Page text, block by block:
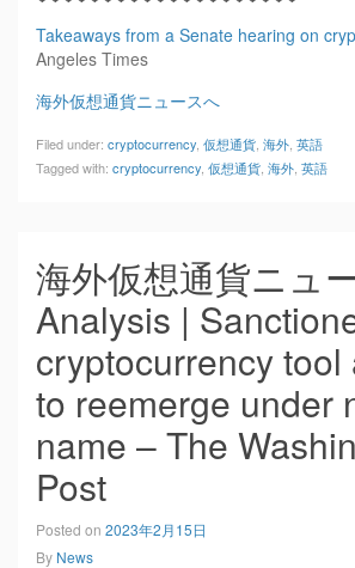
Takeaways from a Senate hearing on
Angeles Times
海外仮想通貨ニュースへ
Filed under: cryptocurrency 仮想通貨 海外 英語
Tagged with: cryptocurrency 仮想通貨 海外 英語
海外仮想通貨ニュ
Analysis |
cryptocurrency tool
to reemerge under
name – The
Post
Posted on 2023年2月15日
By News